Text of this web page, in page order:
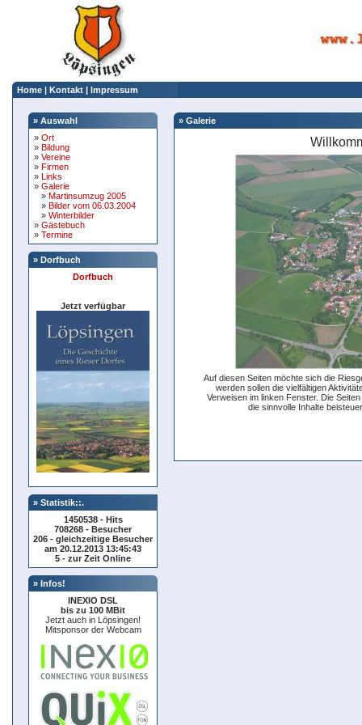
Home | Kontakt | Impressum
» Auswahl
» Ort
» Bildung
» Vereine
» Firmen
» Links
» Galerie
» Martinsumzug 2005
» Bilder vom 06.03.2004
» Winterbilder
» Gästebuch
» Termine
» Dorfbuch
Dorfbuch
Jetzt verfügbar
» Statistik::.
1450538 - Hits
708268 - Besucher
206 - gleichzeitige Besucher
am 20.12.2013 13:45:43
5 - zur Zeit Online
» Infos!
INEXIO DSL
bis zu 100 MBit
Jetzt auch in Löpsingen!
Mitsponsor der Webcam
» Galerie
Auf diesen Seiten möchte sich die
werden sollen die vielfältigen
Verweisen im linken Fenster. Die
die sinnvolle Inhalte